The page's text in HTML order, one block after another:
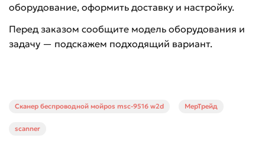
оборудование, оформить доставку и настройку.
Перед заказом сообщите модель оборудования и
задачу — подскажем подходящий вариант.
Сканер беспроводной мойpos msc-9516 w2d МерТрейд
scanner